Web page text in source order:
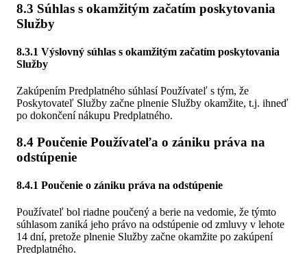
8.3 Súhlas s okamžitým začatím poskytovania
Služby
8.3.1 Výslovný súhlas s okamžitým začatím poskytovania
Služby
Zakúpením Predplatného súhlasí Používateľ s tým, že
Poskytovateľ Služby začne plnenie Služby okamžite, t.j. ihneď
po dokončení nákupu Predplatného.
8.4 Poučenie Používateľa o zániku práva na
odstúpenie
8.4.1 Poučenie o zániku práva na odstúpenie
Používateľ bol riadne poučený a berie na vedomie, že týmto
súhlasom zaniká jeho právo na odstúpenie od zmluvy v lehote
14 dní, pretože plnenie Služby začne okamžite po zakúpení
Predplatného.